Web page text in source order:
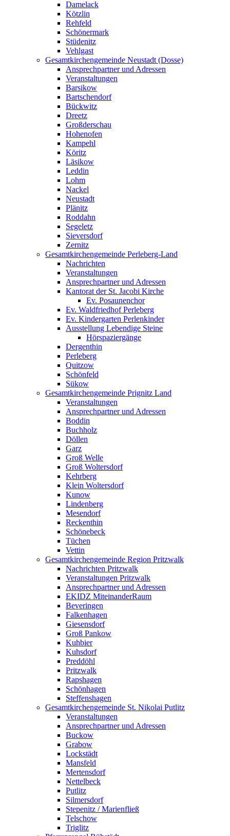
Damelack
Kötzlin
Rehfeld
Schönermark
Stüdenitz
Vehlgast
Gesamtkirchengemeinde Neustadt (Dosse)
Ansprechpartner und Adressen
Veranstaltungen
Barsikow
Bartschendorf
Bückwitz
Dreetz
Großderschau
Hohenofen
Kampehl
Köritz
Läsikow
Leddin
Lohm
Nackel
Neustadt
Plänitz
Roddahn
Segeletz
Sieversdorf
Zernitz
Gesamtkirchengemeinde Perleberg-Land
Nachrichten
Veranstaltungen
Ansprechpartner und Adressen
Kantorat der St. Jacobi Kirche
Ev. Posaunenchor
Ev. Waldfriedhof Perleberg
Ev. Kindergarten Perlenkinder
Ausstellung Lebendige Steine
Hörspaziergänge
Dergenthin
Perleberg
Quitzow
Schönfeld
Sükow
Gesamtkirchengemeinde Prignitz Land
Veranstaltungen
Ansprechpartner und Adressen
Boddin
Buchholz
Döllen
Garz
Groß Welle
Groß Woltersdorf
Kehrberg
Klein Woltersdorf
Kunow
Lindenberg
Mesendorf
Reckenthin
Schönebeck
Tüchen
Vettin
Gesamtkirchengemeinde Region Pritzwalk
Nachrichten Pritzwalk
Veranstaltungen Pritzwalk
Ansprechpartner und Adressen
EKIDZ MiteinanderRaum
Beveringen
Falkenhagen
Giesensdorf
Groß Pankow
Kuhbier
Kuhsdorf
Preddöhl
Pritzwalk
Rapshagen
Schönhagen
Steffenshagen
Gesamtkirchengemeinde St. Nikolai Putlitz
Veranstaltungen
Ansprechpartner und Adressen
Buckow
Grabow
Lockstädt
Mansfeld
Mertensdorf
Nettelbeck
Putlitz
Silmersdorf
Stepenitz / Marienfließ
Telschow
Triglitz